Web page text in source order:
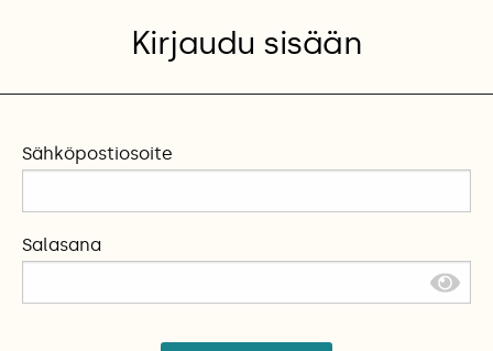
Kirjaudu sisään
Sähköpostiosoite
Salasana